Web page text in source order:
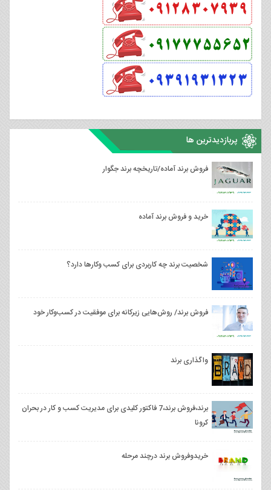
پربازدیدترین ها
فروش برند آماده/تاریخچه برند جگوار
خرید و فروش برند آماده
شخصیت برند چه کاربردی برای کسب وکارها دارد؟
فروش برند/ روش‌هایی زیرکانه برای موفقیت در کسب‌وکار خود
واگذاری برند
برند،فروش برند،7 فاکتور کلیدی برای مدیریت کسب و کار در بحران
کرونا
خریدوفروش برند درچند مرحله